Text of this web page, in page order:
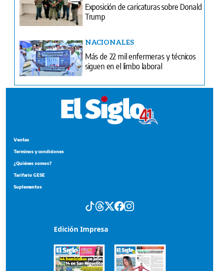
Exposición de caricaturas sobre Donald
Trump
NACIONALES
Más de 22 mil enfermeras y técnicos
siguen en el limbo laboral
Ventas
Terminos y condiciones
¿Quiénes somos?
Tarifario GESE
Suplementos
Edición Impresa